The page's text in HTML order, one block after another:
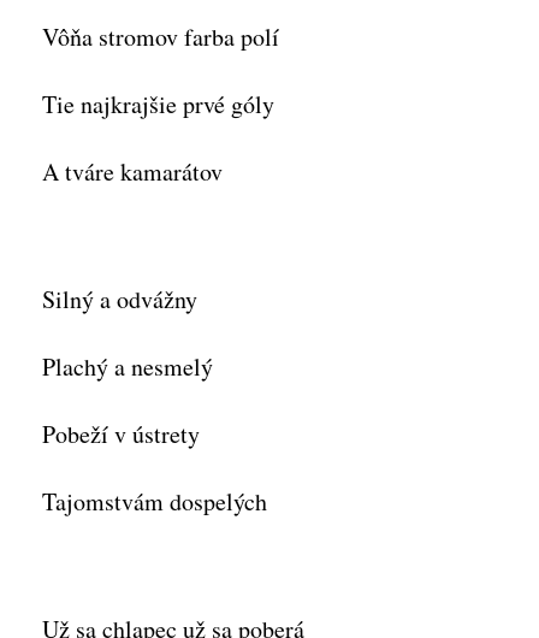
Vôňa stromov farba polí
Tie najkrajšie prvé góly
A tváre kamarátov
Silný a odvážny
Plachý a nesmelý
Pobeží v ústrety
Tajomstvám dospelých
Už sa chlapec už sa poberá